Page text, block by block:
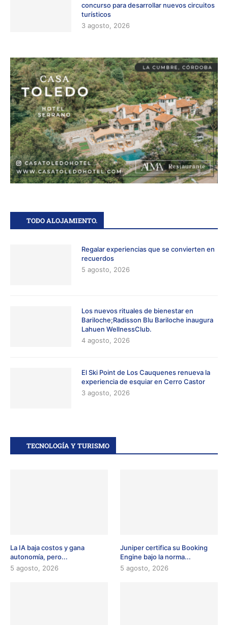
concurso para desarrollar nuevos circuitos
turísticos
3 agosto, 2026
TODO ALOJAMIENTO.
Regalar experiencias que se convierten en
recuerdos
5 agosto, 2026
Los nuevos rituales de bienestar en
Bariloche;Radisson Blu Bariloche inaugura
Lahuen WellnessClub.
4 agosto, 2026
El Ski Point de Los Cauquenes renueva la
experiencia de esquiar en Cerro Castor
3 agosto, 2026
TECNOLOGÍA Y TURISMO
La IA baja costos y gana
autonomía, pero...
5 agosto, 2026
Juniper certifica su Booking
Engine bajo la norma...
5 agosto, 2026